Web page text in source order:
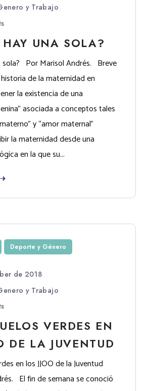
y Trabajo
UNA SOLA?
sola? Por Marisol Andrés. Breve
de la maternidad en
la existencia de una
asociada a conceptos tales
y “amor maternal”
la maternidad desde una
en la que su...
Deporte y Género
de 2018
y Trabajo
VERDES EN
DE LA JUVENTUD
en los JJOO de la Juventud
El fin de semana se conoció